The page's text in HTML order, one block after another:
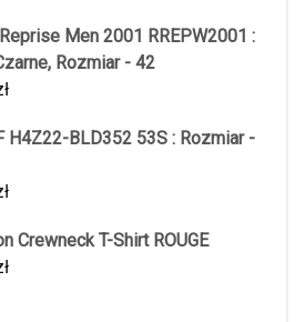
Men 2001 RREPW2001 :
Rozmiar - 42
H4Z22-BLD352 53S : Rozmiar -
Crewneck T-Shirt ROUGE